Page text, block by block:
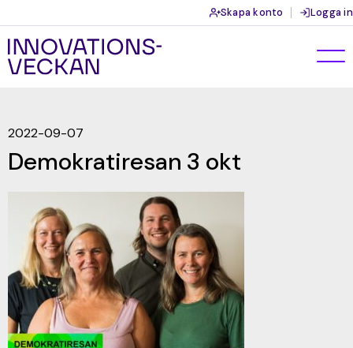
Skapa konto Logga in
2022-09-07
Demokratiresan 3 okt